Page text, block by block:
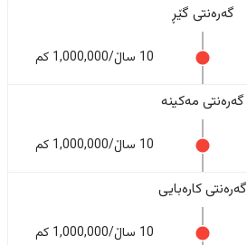
گەرەنتی گێڕ
10 ساڵ/1,000,000 کم
گەرەنتی مەکینە
10 ساڵ/1,000,000 کم
گەرەنتی کارەبایی
10 ساڵ/1,000,000 کم